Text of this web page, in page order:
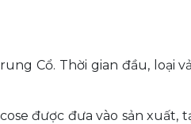
Cổ. Thời gian đầu, loại
được đưa vào sản xuất,